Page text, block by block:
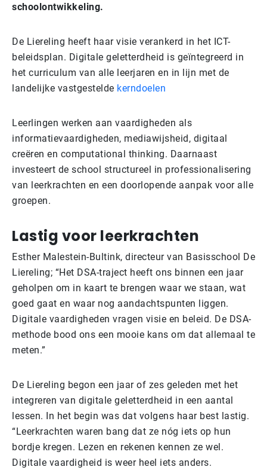
schoolontwikkeling.
De Liereling heeft haar visie verankerd in het ICT-
beleidsplan. Digitale geletterdheid is geïntegreerd in
het curriculum van alle leerjaren en in lijn met de
landelijke vastgestelde kerndoelen
Leerlingen werken aan vaardigheden als
informatievaardigheden, mediawijsheid, digitaal
creëren en computational thinking. Daarnaast
investeert de school structureel in professionalisering
van leerkrachten en een doorlopende aanpak voor alle
groepen.
Lastig voor leerkrachten
Esther Malestein-Bultink, directeur van Basisschool De
Liereling; “Het DSA-traject heeft ons binnen een jaar
geholpen om in kaart te brengen waar we staan, wat
goed gaat en waar nog aandachtspunten liggen.
Digitale vaardigheden vragen visie en beleid. De DSA-
methode bood ons een mooie kans om dat allemaal te
meten.”
De Liereling begon een jaar of zes geleden met het
integreren van digitale geletterdheid in een aantal
lessen. In het begin was dat volgens haar best lastig.
“Leerkrachten waren bang dat ze nóg iets op hun
bordje kregen. Lezen en rekenen kennen ze wel.
Digitale vaardigheid is weer heel iets anders.